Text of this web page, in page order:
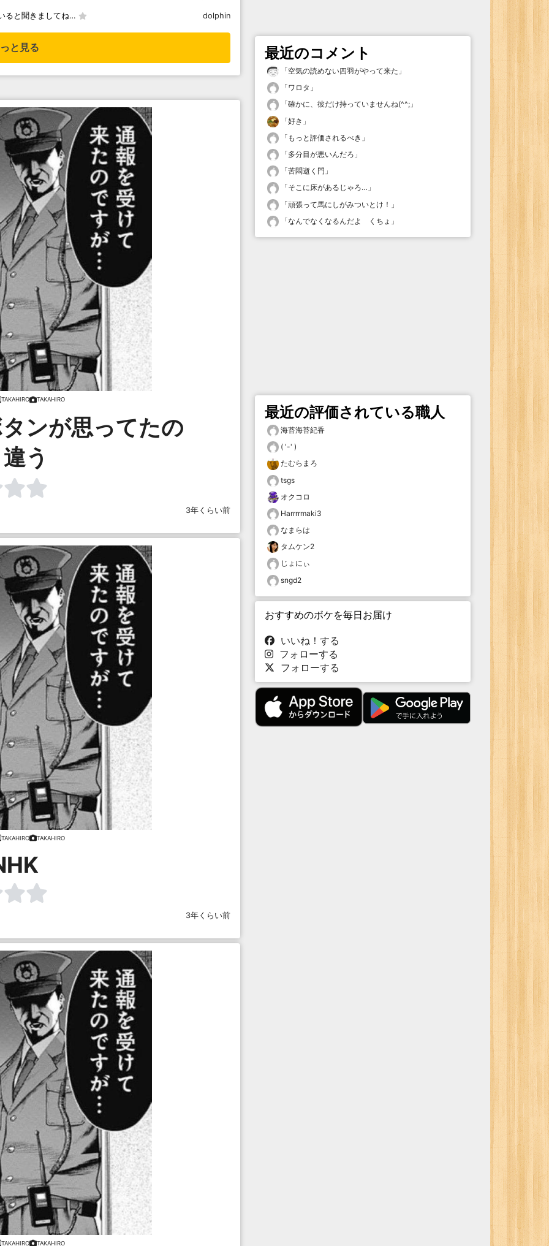
ると聞きましてね… dolphin
と見る
TAKAHIRO TAKAHIRO
ンが思ってたの
う
3年くらい前
TAKAHIRO TAKAHIRO
3年くらい前
TAKAHIRO TAKAHIRO
最近のコメント
「空気の読めない四羽がやって来た 」
「ワロタ 」
「確かに、彼だけ持っていませんね(^^; 」
「好き 」
「 もっと評価されるべき 」
「多分目が悪いんだろ 」
「苦悶逝く門 」
「そこに床があるじゃろ… 」
「頑張って馬にしがみついとけ！ 」
「なんでなくなるんだよ くちょ 」
最近の評価されている職人
海苔海苔紀香
( '-' )
たむらまろ
tsgs
オクコロ
Harrrrmaki3
なまらは
タムケン2
じょにぃ
sngd2
おすすめのボケを毎日お届け
いいね！する
フォローする
フォローする